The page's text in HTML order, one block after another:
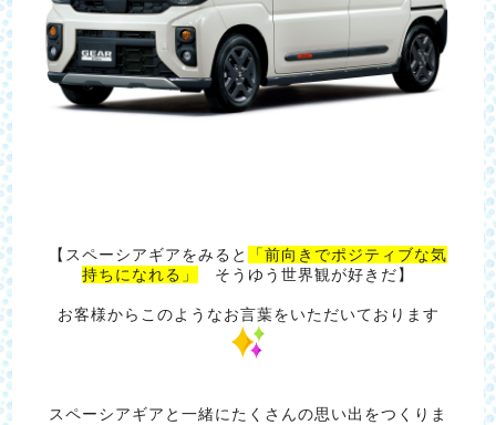
【スペーシアギアをみると
「前向きでポジティブな気
持ちになれる」
そうゆう世界観が好きだ】
お客様からこのようなお言葉をいただいております
スペーシアギアと一緒にたくさんの思い出をつくりま